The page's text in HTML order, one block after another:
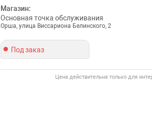
Магазин:
Основная точка обслуживания
Орша, улица Виссариона Белинского, 2
Под заказ
Цена действительна только для